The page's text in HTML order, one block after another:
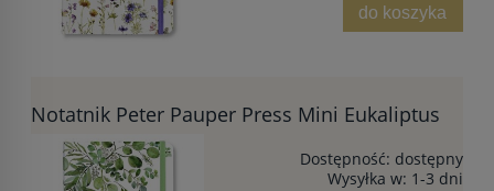
do koszyka
Notatnik Peter Pauper Press Mini Eukaliptus
Dostępność: dostępny
Wysyłka w: 1-3 dni